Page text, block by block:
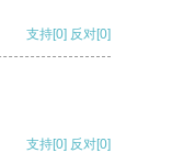
支持[0] 反对[0]
支持[0] 反对[0]